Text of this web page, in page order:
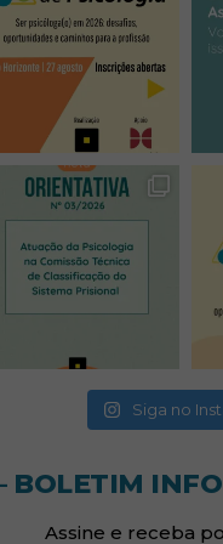
(abre em nova
Siga no
BOLETIM
Assine e receba